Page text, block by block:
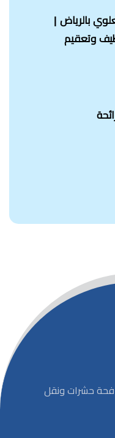
بالرياض |
وتعقيم
حشرات ونقل